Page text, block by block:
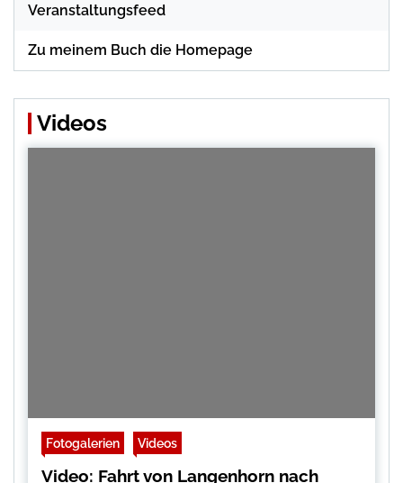
Veranstaltungsfeed
Zu meinem Buch die Homepage
Videos
Fotogalerien Videos
Video: Fahrt von Langenhorn nach